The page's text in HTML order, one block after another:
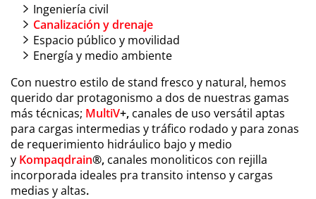
Ingeniería civil
Canalización y drenaje
Espacio público y movilidad
Energía y medio ambiente
Con nuestro estilo de stand fresco y natural, hemos
querido dar protagonismo a dos de nuestras gamas
más técnicas; MultiV+, canales de uso versátil aptas
para cargas intermedias y tráfico rodado y para zonas
de requerimiento hidráulico bajo y medio
y Kompaqdrain®, canales monoliticos con rejilla
incorporada ideales pra transito intenso y cargas
medias y altas.